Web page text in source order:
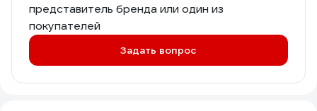
представитель бренда или один из
покупателей
Задать вопрос